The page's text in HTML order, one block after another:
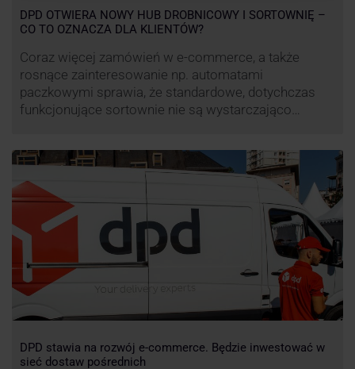
DPD OTWIERA NOWY HUB DROBNICOWY I SORTOWNIĘ –
CO TO OZNACZA DLA KLIENTÓW?
Coraz więcej zamówień w e-commerce, a także
rosnące zainteresowanie np. automatami
paczkowymi sprawia, że standardowe, dotychczas
funkcjonujące sortownie nie są wystarczająco
względu pod Łodzią uruchomiono nowe centrum
transportowo-logistyczne. Innowacyjny hub
drobnicowy i sortownia to już piąty taki obiekt DPD w
DPD stawia na rozwój e-commerce. Będzie inwestować w
sieć dostaw pośrednich